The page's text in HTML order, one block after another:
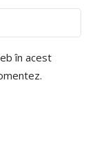
în acest